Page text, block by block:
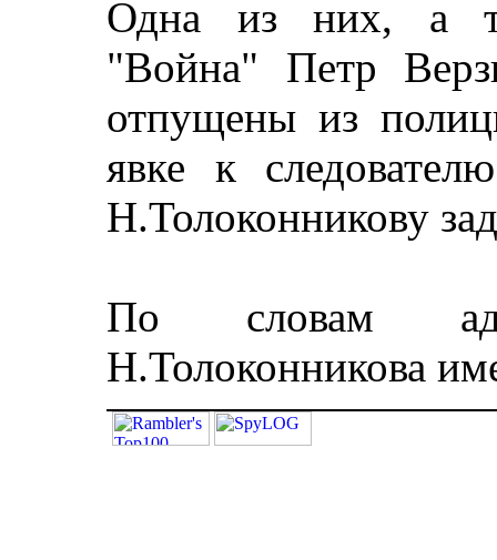
Одна из них, а
"Война" Петр
отпущены из
явке к
Н.Толоконникову
По словам
Н.Толоконникова